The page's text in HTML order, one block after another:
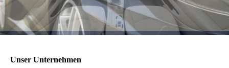
Unser Unternehmen